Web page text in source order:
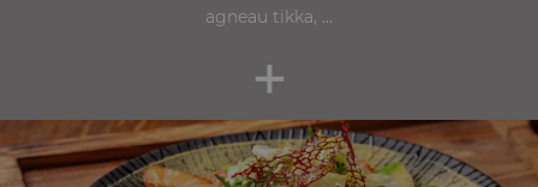
agneau tikka, ...
+